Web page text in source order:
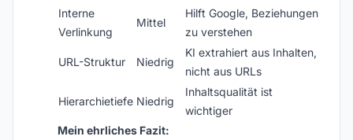
Interne
Verlinkung
Mittel
Hilft Google, Beziehungen
zu verstehen
URL-Struktur Niedrig
KI extrahiert aus Inhalten,
nicht aus URLs
Hierarchietiefe Niedrig
Inhaltsqualität ist
wichtiger
Mein ehrliches Fazit: